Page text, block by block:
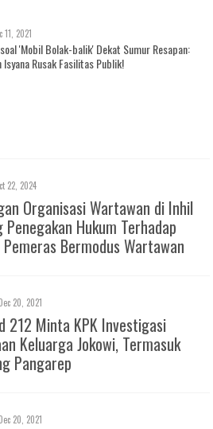
11, 2021
'Mobil Bolak-balik' Dekat Sumur Resapan:
Isyana Rusak Fasilitas Publik!
22, 2024
Organisasi Wartawan di Inhil
Penegakan Hukum Terhadap
Pemeras Bermodus Wartawan
Dec 20, 2021
212 Minta KPK Investigasi
Keluarga Jokowi, Termasuk
Pangarep
Dec 20, 2021